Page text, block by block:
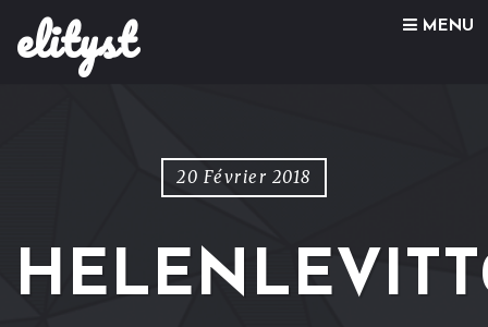
elityst MENU
Skip to content
20 Février 2018